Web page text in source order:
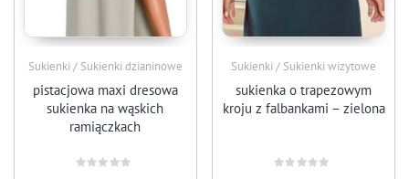
Sukienki / Sukienki dzianinowe
pistacjowa maxi dresowa
sukienka na wąskich
ramiączkach
Sukienki / Sukienki wizytowe
sukienka o trapezowym
kroju z falbankami – zielona